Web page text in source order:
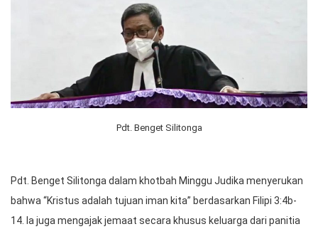
Pdt. Benget Silitonga
Pdt. Benget Silitonga dalam khotbah Minggu Judika menyerukan
bahwa “Kristus adalah tujuan iman kita” berdasarkan Filipi 3:4b-
14. Ia juga mengajak jemaat secara khusus keluarga dari panitia